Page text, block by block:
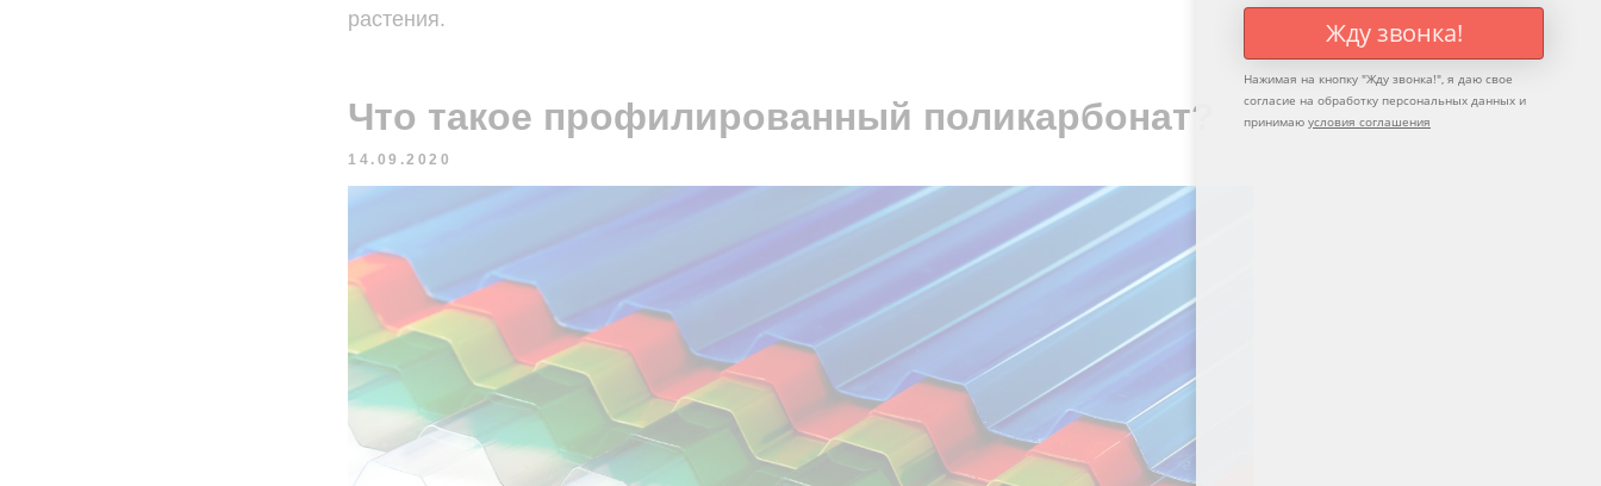
растения.
Что такое профилированный поликарбонат?
14.09.2020
Жду звонка!
Нажимая на кнопку "Жду звонка!", я даю свое
согласие на обработку персональных данных и
принимаю условия соглашения